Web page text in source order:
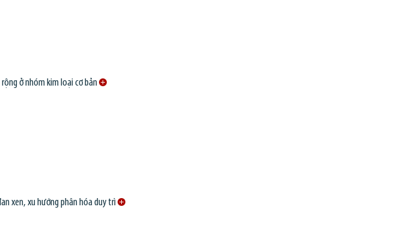
ở nhóm kim loại cơ bản
xen, xu hướng phân hóa duy trì